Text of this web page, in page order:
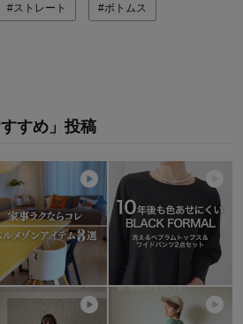
#ストレート #ボトムス
すめ」投稿